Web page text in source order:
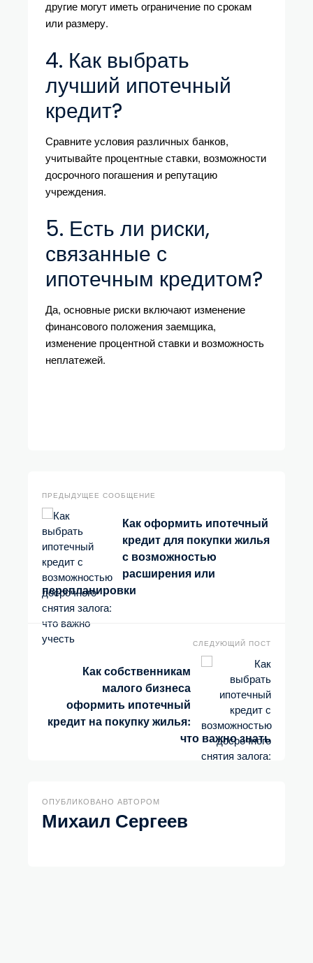
другие могут иметь ограничение по срокам
или размеру.
4. Как выбрать
лучший ипотечный
кредит?
Сравните условия различных банков,
учитывайте процентные ставки, возможности
досрочного погашения и репутацию
учреждения.
5. Есть ли риски,
связанные с
ипотечным кредитом?
Да, основные риски включают изменение
финансового положения заемщика,
изменение процентной ставки и возможность
неплатежей.
ПРЕДЫДУЩЕЕ СООБЩЕНИЕ
Как оформить ипотечный
кредит для покупки жилья
с возможностью
расширения или
перепланировки
СЛЕДУЮЩИЙ ПОСТ
Как собственникам
малого бизнеса
оформить ипотечный
кредит на покупку жилья:
что важно знать
ОПУБЛИКОВАНО АВТОРОМ
Михаил Сергеев